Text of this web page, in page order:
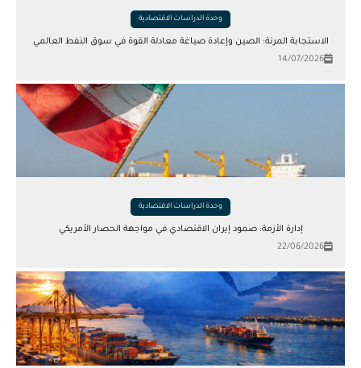
وحدة الدراسات الاقتصادية
الاستجابة المرنة: الصين وإعادة صياغة معادلة القوة في سوق النفط العالمي
14/07/2026
وحدة الدراسات الاقتصادية
إدارة الأزمة: صمود إيران الاقتصادي في مواجهة الحصار الأمريكي
22/06/2026